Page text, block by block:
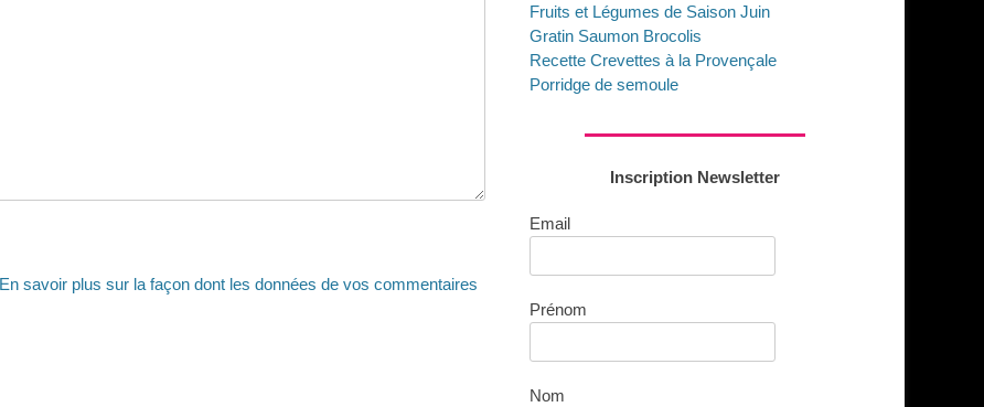
En savoir plus sur la façon dont les données de vos commentaires
Fruits et Légumes de Saison Juin
Gratin Saumon Brocolis
Recette Crevettes à la Provençale
Porridge de semoule
Inscription Newsletter
Email
Prénom
Nom